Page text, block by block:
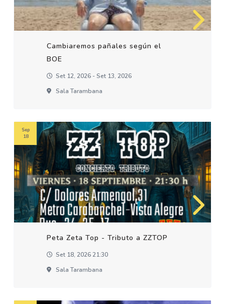
Cambiaremos pañales según el
BOE
Set 12, 2026 - Set 13, 2026
Sala Tarambana
Peta Zeta Top - Tributo a ZZTOP
Set 18, 2026 21:30
Sala Tarambana
Sep
18